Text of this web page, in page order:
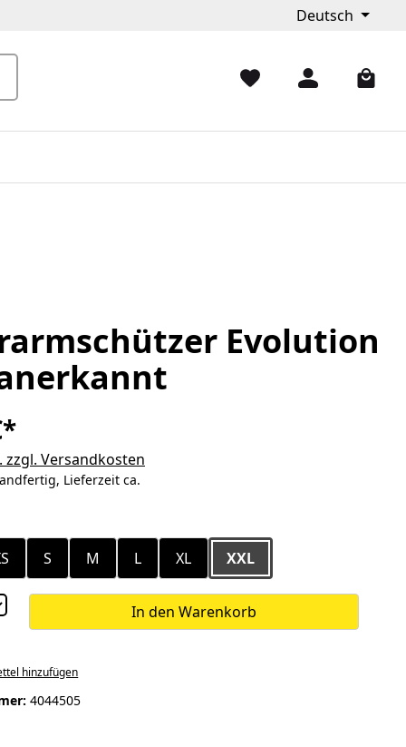
Deutsch
Evolution
zzgl. Versandkosten
Lieferzeit ca.
S M L XL XXL
In den Warenkorb
hinzufügen
4044505